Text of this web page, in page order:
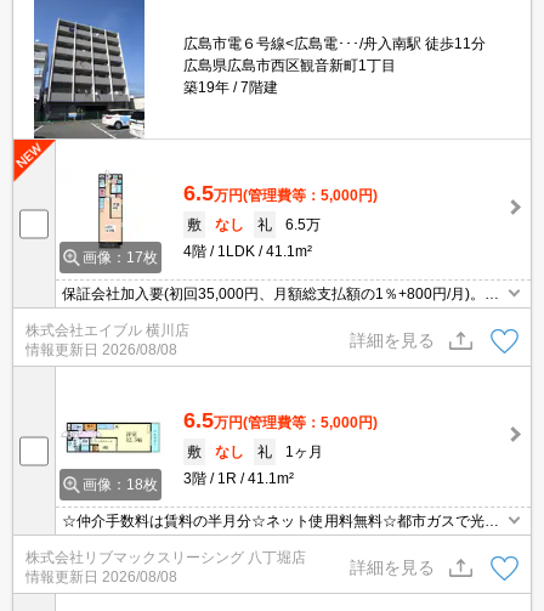
広島市電６号線<広島電･･･/舟入南駅 徒歩11分
広島県広島市西区観音新町1丁目
築19年
7階建
画像：17枚
6.5万円(管理費等：5,000円)
敷
なし 礼
6.5万
4階
1LDK 41.1m²
保証会社加入要(初回35,000円、月額総支払額の1％+800円/月)。オ
ンライン内見対応可。インターネット無料。仲介手数料家賃の0.55
ヶ月分。
株式会社エイブル 横川店
情報更新日 2026/08/08
詳細を見る
画像：18枚
6.5万円(管理費等：5,000円)
敷
なし 礼
1ヶ月
3階
1R 41.1m²
☆仲介手数料は賃料の半月分☆ネット使用料無料☆都市ガスで光熱
費を抑えられます☆2口キッチンや浴室乾燥機など人気の室内設備
充実☆モニター付きオートロックで防犯面も安心です☆便利な宅配
ボックスあり☆彡
株式会社リブマックスリーシング 八丁堀店
情報更新日 2026/08/08
詳細を見る